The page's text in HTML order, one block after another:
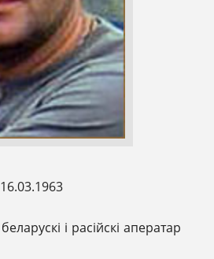
16.03.1963
беларускі і расійскі аператар